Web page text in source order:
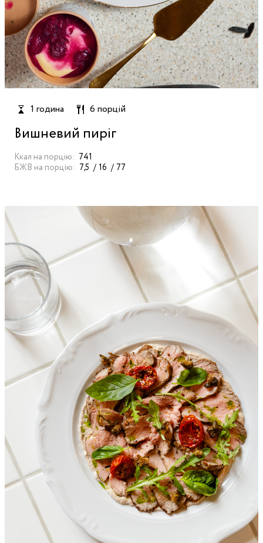
1 година 6 порцій
Вишневий пиріг
Ккал на порцію: 741
БЖВ на порцію: 7,5 16 77